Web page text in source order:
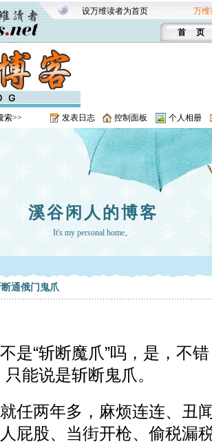
设万维读者为首页 万维
首 页
索>> 发表日志 控制面板 个人相册
溪谷闲人的博客
It's my personal home。
通俄门鬼爪
是“斩断魔爪”吗，是，不
只能说是斩断鬼爪。
任两年多，麻烦连连、丑
屁股、当街开枪、偷税